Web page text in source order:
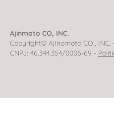
Ajinmoto CO, INC.
Copyright© Ajinomoto CO., INC.
CNPJ: 46.344.354/0006-69 -